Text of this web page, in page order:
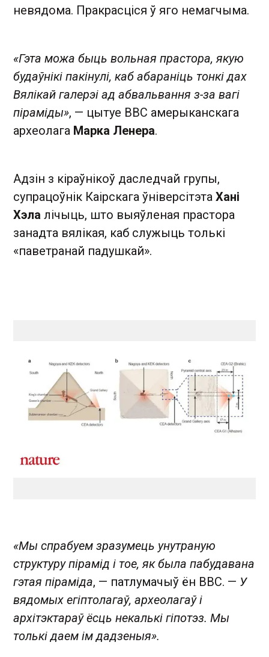
невядома. Пракрасціся ў яго немагчыма.
«Гэта можа быць вольная прастора, якую
будаўнікі пакінулі, каб абараніць тонкі дах
Вялікай галерэі ад абвальвання з-за вагі
піраміды», — цытуе BBC амерыканскага
археолага Марка Ленера.
Адзін з кіраўнікоў даследчай групы,
супрацоўнік Каірскага ўніверсітэта Хані
Хэла лічыць, што выяўленая прастора
занадта вялікая, каб служыць толькі
«паветранай падушкай».
«Мы спрабуем зразумець унутраную
структуру пірамід і тое, як была пабудавана
гэтая піраміда, — патлумачыў ён BBC. — У
вядомых егіптолагаў, археолагаў і
архітэктараў ёсць некалькі гіпотэз. Мы
толькі даем ім дадзеныя».